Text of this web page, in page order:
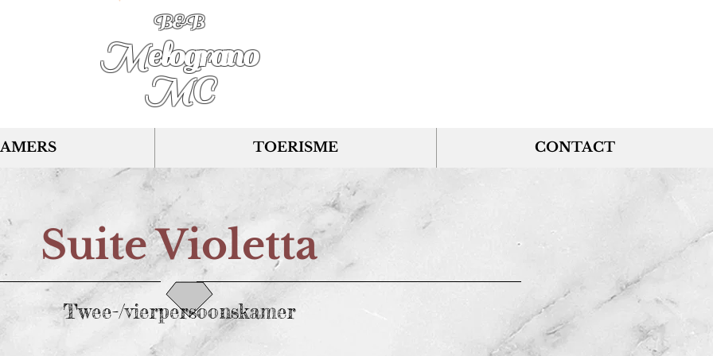
B&B
Melograno
MC
Suite Violetta
Twee-/vierpersoonskamer
TOERISME CONTACT